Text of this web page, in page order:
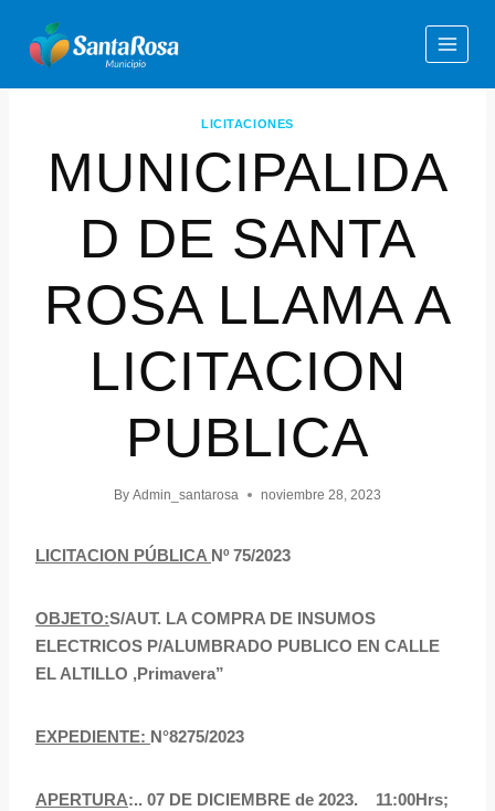
LICITACIONES
MUNICIPALIDA
D DE SANTA
ROSA LLAMA A
LICITACION
PUBLICA
By Admin_santarosa noviembre 28, 2023
LICITACION PÚBLICA Nº 75/2023
OBJETO:S/AUT. LA COMPRA DE INSUMOS
ELECTRICOS P/ALUMBRADO PUBLICO EN CALLE
EL ALTILLO ,Primavera”
EXPEDIENTE: N°8275/2023
APERTURA:.. 07 DE DICIEMBRE de 2023. 11:00Hrs;